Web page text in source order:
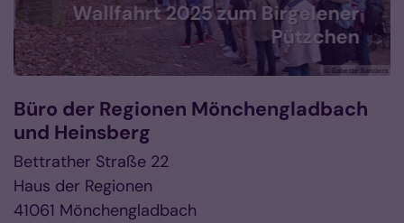
© Babette Sanders
Wallfahrt 2025 zum Birgelener
Pützchen
Büro der Regionen Mönchengladbach
und Heinsberg
Bettrather Straße 22
Haus der Regionen
41061 Mönchengladbach